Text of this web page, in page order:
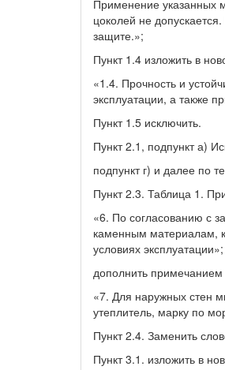
Применение указанных
цоколей не
защите.»;
Пункт 1.4 изложить в
«1.4. Прочность и
эксплуатации, а также
Пункт 1.5 исключить.
Пункт 2.1, подпункт а)
подпункт г) и далее по
Пункт 2.3. Таблица 1.
«6. По согласованию с
каменным материалам,
условиях эксплуатации»;
дополнить примечанием
«7. Для наружных стен
утеплитель, марку по
Пункт 2.4. Заменить
Пункт 3.1. изложить в